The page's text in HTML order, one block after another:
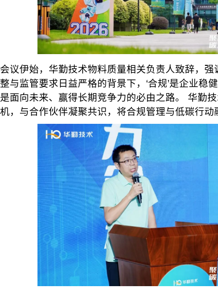
会议伊始，华勤技术物料质量相关负责人致辞，强
整与监管要求日益严格的背景下，‘合规’是企业稳
是面向未来、赢得长期竞争力的必由之路。 华勤
机，与合作伙伴凝聚共识，将合规管理与低碳行动